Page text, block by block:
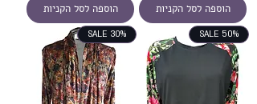
הוספה לסל הקניות הוספה לסל הקניות
SALE 50%
SALE 30%